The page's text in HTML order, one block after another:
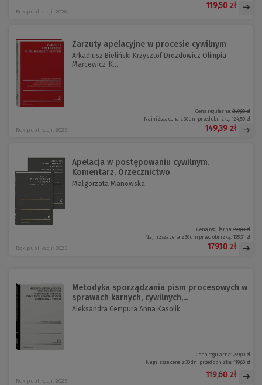
Rok publikacji: 2026
119,50 zł
Zarzuty apelacyjne w procesie cywilnym
Arkadiusz Bieliński Krzysztof Drozdowicz Olimpia
Marcewicz-K...
Rok publikacji: 2025
Cena regularna:249,00 zł
Najniższa cena z 30 dni przed obniżką: 124,50 zł
149,39 zł
Apelacja w postępowaniu cywilnym.
Komentarz. Orzecznictwo
Małgorzata Manowska
Rok publikacji: 2025
Cena regularna:199,00 zł
Najniższa cena z 30 dni przed obniżką: 135,31 zł
179,10 zł
Metodyka sporządzania pism procesowych w
sprawach karnych, cywilnych,...
Aleksandra Cempura Anna Kasolik
Rok publikacji: 2025
Cena regularna:299,00 zł
Najniższa cena z 30 dni przed obniżką: 119,60 zł
119,60 zł